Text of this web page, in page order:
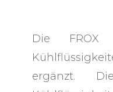
Die
ergänzt.